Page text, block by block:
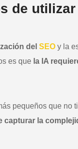
de
del SEO y la
es que la IA
pequeños que no
capturar la